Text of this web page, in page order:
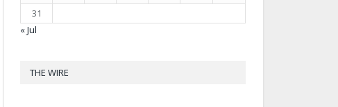
31
« Jul
THE WIRE